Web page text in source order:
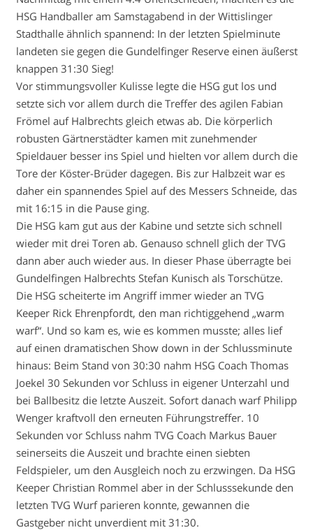
HSG Handballer am Samstagabend in der Wittislinger
Stadthalle ähnlich spannend: In der letzten Spielminute
landeten sie gegen die Gundelfinger Reserve einen äußerst
knappen 31:30 Sieg!
Vor stimmungsvoller Kulisse legte die HSG gut los und
setzte sich vor allem durch die Treffer des agilen Fabian
Frömel auf Halbrechts gleich etwas ab. Die körperlich
robusten Gärtnerstädter kamen mit zunehmender
Spieldauer besser ins Spiel und hielten vor allem durch die
Tore der Köster-Brüder dagegen. Bis zur Halbzeit war es
daher ein spannendes Spiel auf des Messers Schneide, das
mit 16:15 in die Pause ging.
Die HSG kam gut aus der Kabine und setzte sich schnell
wieder mit drei Toren ab. Genauso schnell glich der TVG
dann aber auch wieder aus. In dieser Phase überragte bei
Gundelfingen Halbrechts Stefan Kunisch als Torschütze.
Die HSG scheiterte im Angriff immer wieder an TVG
Keeper Rick Ehrenpfordt, den man richtiggehend „warm
warf“. Und so kam es, wie es kommen musste; alles lief
auf einen dramatischen Show down in der Schlussminute
hinaus: Beim Stand von 30:30 nahm HSG Coach Thomas
Joekel 30 Sekunden vor Schluss in eigener Unterzahl und
bei Ballbesitz die letzte Auszeit. Sofort danach warf Philipp
Wenger kraftvoll den erneuten Führungstreffer. 10
Sekunden vor Schluss nahm TVG Coach Markus Bauer
seinerseits die Auszeit und brachte einen siebten
Feldspieler, um den Ausgleich noch zu erzwingen. Da HSG
Keeper Christian Rommel aber in der Schlusssekunde den
letzten TVG Wurf parieren konnte, gewannen die
Gastgeber nicht unverdient mit 31:30.